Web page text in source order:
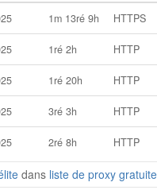
1m 13ré 9h HTTPS
1ré 2h HTTP
1ré 20h HTTP
3ré 3h HTTP
2ré 8h HTTP
dans liste de proxy gratuite